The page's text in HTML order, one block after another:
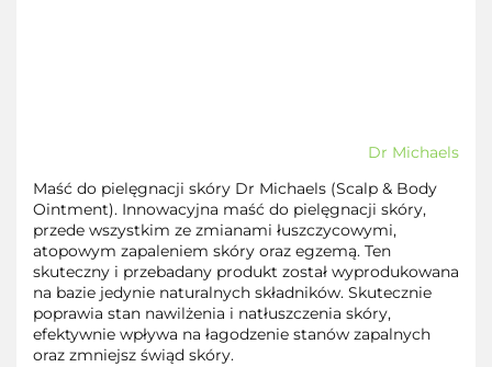
Dr Michaels
Maść do pielęgnacji skóry Dr Michaels (Scalp & Body
Ointment). Innowacyjna maść do pielęgnacji skóry,
przede wszystkim ze zmianami łuszczycowymi,
atopowym zapaleniem skóry oraz egzemą. Ten
skuteczny i przebadany produkt został wyprodukowana
na bazie jedynie naturalnych składników. Skutecznie
poprawia stan nawilżenia i natłuszczenia skóry,
efektywnie wpływa na łagodzenie stanów zapalnych
oraz zmniejsz świąd skóry.